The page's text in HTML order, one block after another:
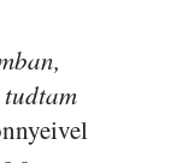
tudtam